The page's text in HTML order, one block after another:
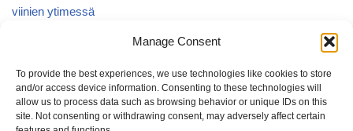
Manage Consent
To provide the best experiences, we use technologies like cookies to store
and/or access device information. Consenting to these technologies will
allow us to process data such as browsing behavior or unique IDs on this
site. Not consenting or withdrawing consent, may adversely affect certain
viinien ytimessä
EgVGGttRTxKfbqUaWNglbonCantina Tollo – Abruzzon viinien
AnonymousonKyläviini Riojasta – Ortega Ezquerro Vino de
Tudelilla Crianza 2018 (Alko 14,88 €)